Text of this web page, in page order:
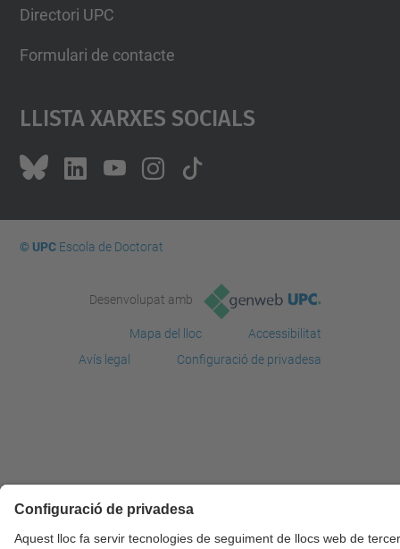
Directori UPC
Formulari de contacte
Llista Xarxes Socials
© UPCEscola de Doctorat
Desenvolupat amb
Mapa del lloc
Accessibilitat
Avís legal
Configuració de privadesa